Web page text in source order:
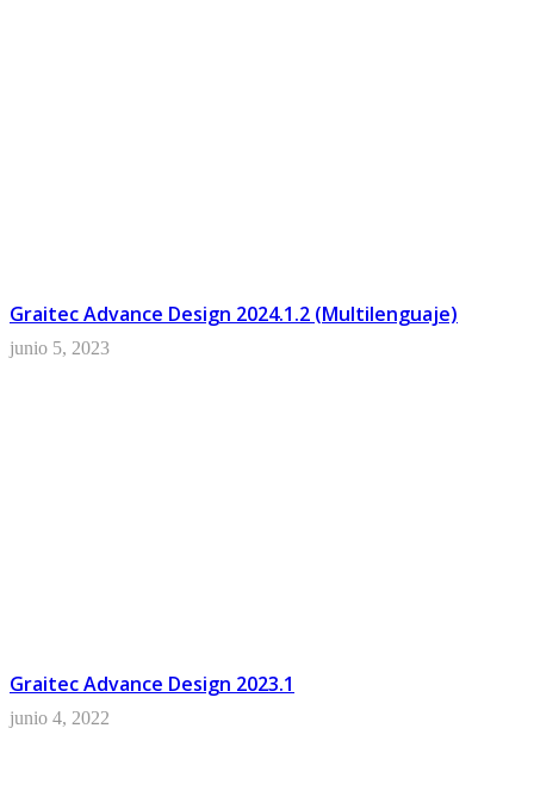
Graitec Advance Design 2024.1.2 (Multilenguaje)
junio 5, 2023
Graitec Advance Design 2023.1
junio 4, 2022